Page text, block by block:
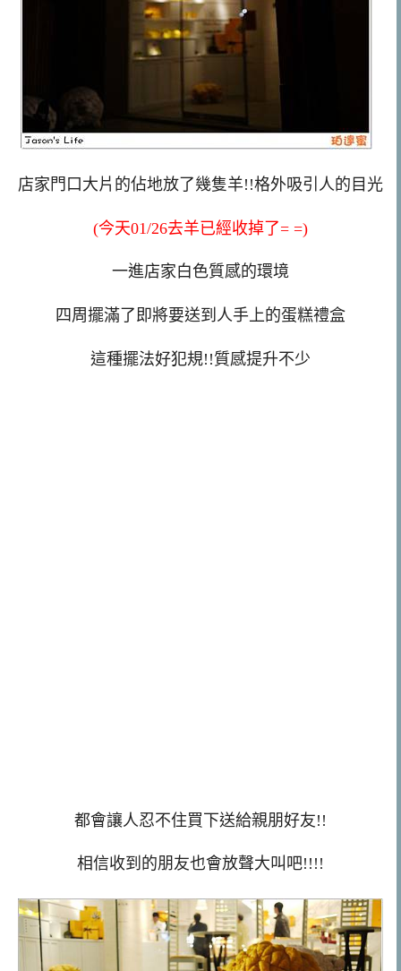
店家門口大片的佔地放了幾隻羊!!格外吸引人的目光
(今天01/26去羊已經收掉了= =)
一進店家白色質感的環境
四周擺滿了即將要送到人手上的蛋糕禮盒
這種擺法好犯規!!質感提升不少
都會讓人忍不住買下送給親朋好友!!
相信收到的朋友也會放聲大叫吧!!!!